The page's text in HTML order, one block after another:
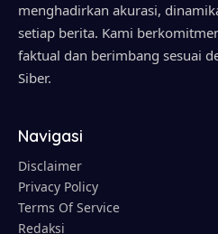
menghadirkan akurasi,
setiap berita. Kami
faktual dan berimbang sesuai
Siber.
Navigasi
Disclaimer
Privacy Policy
Terms Of Service
Redaksi